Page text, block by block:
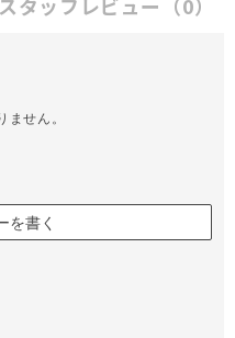
スタッフレビュー （0）
ません。
を書く